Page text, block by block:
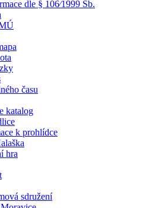
dle § 106⁄1999 Sb.
času
katalog
k prohlídce
hra
sdružení